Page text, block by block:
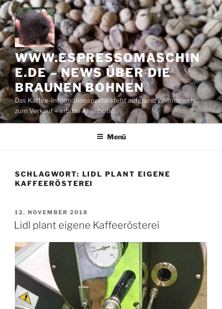
Zum
Inhalt
springen
WWW.ESPRESSOMASCHIN
E.DE – NEWS ÜBER DIE
BRAUNEN BOHNEN
Das Kaffee-Informationsportal steht aufgrund Zeitmangels
zum Verkauf – erbitte Angebote!
Menü
SCHLAGWORT: LIDL PLANT EIGENE
KAFFEERÖSTEREI
VERÖFFENTLICHT
AM
12. NOVEMBER 2018
Lidl plant eigene Kaffeerösterei